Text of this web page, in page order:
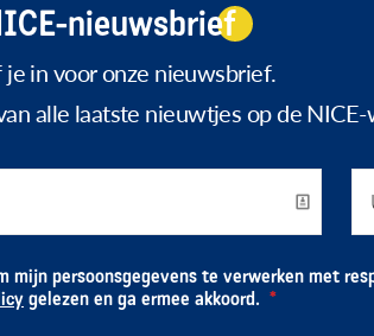
nieuwsbrief
je in voor onze nieuwsbrief.
alle laatste nieuwtjes op de
mijn persoonsgegevens te verwerken met
gelezen en ga ermee akkoord.